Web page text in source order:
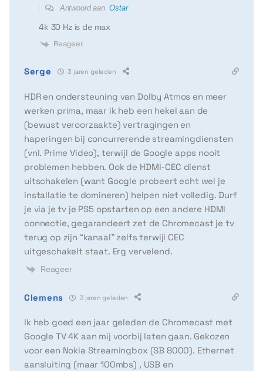
Antwoord aanOstar
4k 30 Hz is de max
Reageer
Serge 3 jaren geleden
HDR en ondersteuning van Dolby Atmos en meer
werken prima, maar ik heb een hekel aan de
(bewust veroorzaakte) vertragingen en
haperingen bij concurrerende streamingdiensten
(vnl. Prime Video), terwijl de Google apps nooit
problemen hebben. Ook de HDMI-CEC dienst
uitschakelen (want Google probeert echt wel je
installatie te domineren) helpen niet volledig. Durf
je via je tv je PS5 opstarten op een andere HDMI
connectie, gegarandeert zet de Chromecast je tv
terug op zijn “kanaal” zelfs terwijl CEC
uitgeschakelt staat. Erg vervelend.
Reageer
Clemens 3 jaren geleden
Ik heb goed een jaar geleden de Chromecast met
Google TV 4K aan mij voorbij laten gaan. Gekozen
voor een Nokia Streamingbox (SB 8000). Ethernet
aansluiting (maar 100mbs) , USB en